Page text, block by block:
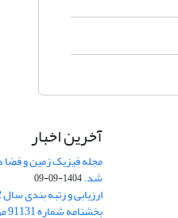
آخرین اخبار
شد.1404-09-09
ارزیابی و رتبه بندی سال 1402
بخشنامه شماره 91131 مورخ 1402/04/04